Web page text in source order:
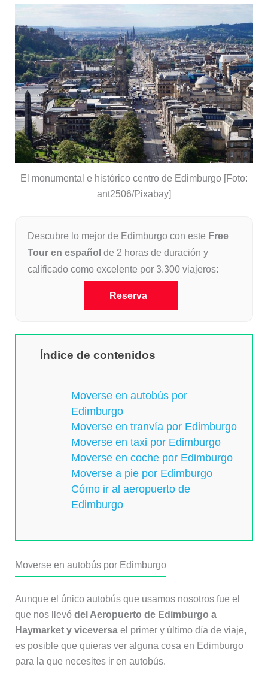
El monumental e histórico centro de Edimburgo [Foto:
ant2506/Pixabay]
Descubre lo mejor de Edimburgo con este Free
Tour en español de 2 horas de duración y
calificado como excelente por 3.300 viajeros:
Reserva
Índice de contenidos
Moverse en autobús por
Edimburgo
Moverse en tranvía por Edimburgo
Moverse en taxi por Edimburgo
Moverse en coche por Edimburgo
Moverse a pie por Edimburgo
Cómo ir al aeropuerto de
Edimburgo
Moverse en autobús por Edimburgo
Aunque el único autobús que usamos nosotros fue el
que nos llevó del Aeropuerto de Edimburgo a
Haymarket y viceversael primer y último día de viaje,
es posible que quieras ver alguna cosa en Edimburgo
para la que necesites ir en autobús.